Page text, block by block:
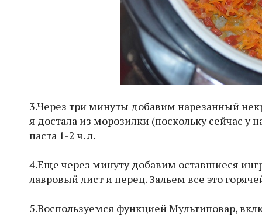
3.Через три минуты добавим нарезанный
я достала из морозилки (поскольку сейчас у
паста 1-2 ч. л.
4.Еще через минуту добавим оставшиеся
лавровый лист и перец. Зальем все это
5.Воспользуемся функцией Мультиповар,